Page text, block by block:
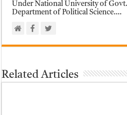
Under National University of
Department of Political Science....
Related Articles